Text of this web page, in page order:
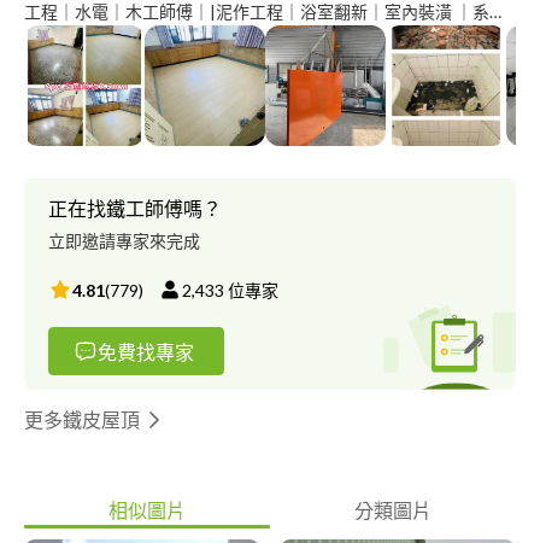
工程｜水電｜木工師傅｜|泥作工程｜浴室翻新｜室內裝潢 ｜系統
裝潢｜房屋修繕｜鋼構工程｜採光罩工程｜格柵工程｜空間規劃｜
景觀工程｜鐵皮屋｜卡扣式地板｜鋁門窗｜工程統包 歡迎諮
詢：）到府丈量
正在找鐵工師傅嗎？
立即邀請專家來完成
4.81(779) 2,433 位專家
免費找專家
更多鐵皮屋頂
相似圖片 分類圖片